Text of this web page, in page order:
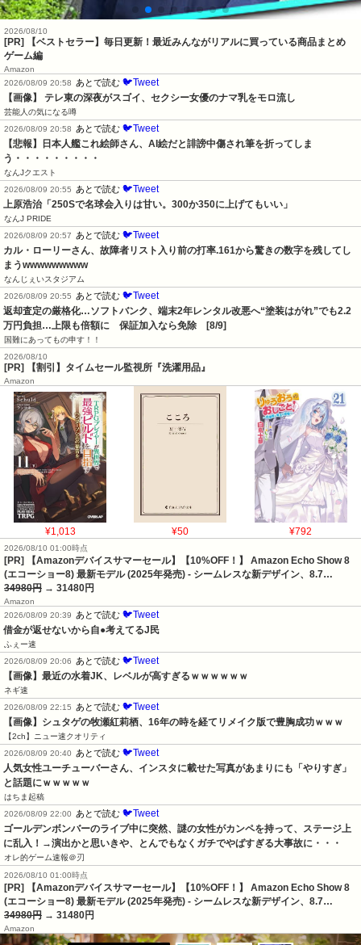
2026/08/10
[PR] 【ベストセラー】毎日更新！最近みんながリアルに買っている商品まとめ
ゲーム編
Amazon
2026/08/09 20:58
あとで読む 🐦Tweet
【画像】 テレ東の深夜がスゴイ、セクシー女優のナマ乳をモロ流し
芸能人の気になる噂
2026/08/09 20:58
あとで読む 🐦Tweet
【悲報】日本人艦これ絵師さん、AI絵だと誹謗中傷され筆を折ってしま
う・・・・・・・・・
なんJクエスト
2026/08/09 20:55
あとで読む 🐦Tweet
上原浩治「250Sで名球会入りは甘い。300か350に上げてもいい」
なんJ PRIDE
2026/08/09 20:57
あとで読む 🐦Tweet
カル・ローリーさん、故障者リスト入り前の打率.161から驚きの数字を残してし
まうwwwwwwwww
なんじぇいスタジアム
2026/08/09 20:55
あとで読む 🐦Tweet
返却査定の厳格化…ソフトバンク、端末2年レンタル改悪へ“塗装はがれ”でも2.2
万円負担…上限も倍額に　保証加入なら免除　[8/9]
国難にあってもの申す！！
2026/08/10
[PR] 【割引】タイムセール監視所『洗濯用品』
Amazon
¥1,013 ¥50 ¥792
2026/08/10 01:00時点
[PR] 【Amazonデバイスサマーセール】【10%OFF！】 Amazon Echo Show 8
(エコーショー8) 最新モデル (2025年発売) - シームレスな新デザイン、8.7…
34980円 → 31480円
Amazon
2026/08/09 20:39
あとで読む 🐦Tweet
借金が返せないから自●考えてるJ民
ふぇー速
2026/08/09 20:06
あとで読む 🐦Tweet
【画像】最近の水着JK、レベルが高すぎるｗｗｗｗｗｗ
ネギ速
2026/08/09 22:15
あとで読む 🐦Tweet
【画像】シュタゲの牧瀬紅莉栖、16年の時を経てリメイク版で豊胸成功ｗｗｗ
【2ch】ニュー速クオリティ
2026/08/09 20:40
あとで読む 🐦Tweet
人気女性ユーチューバーさん、インスタに載せた写真があまりにも「やりすぎ」
と話題にｗｗｗｗｗ
はちま起稿
2026/08/09 22:00
あとで読む 🐦Tweet
ゴールデンボンバーのライブ中に突然、謎の女性がカンペを持って、ステージ上
に乱入！→演出かと思いきや、とんでもなくガチでやばすぎる大事故に・・・
オレ的ゲーム速報＠刃
2026/08/10 01:00時点
[PR] 【Amazonデバイスサマーセール】【10%OFF！】 Amazon Echo Show 8
(エコーショー8) 最新モデル (2025年発売) - シームレスな新デザイン、8.7…
34980円 → 31480円
Amazon